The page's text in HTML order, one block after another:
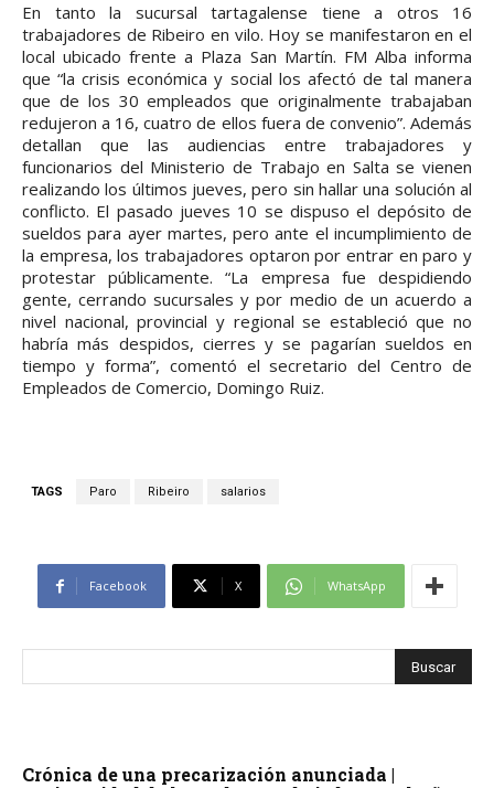
En tanto la sucursal tartagalense tiene a otros 16
trabajadores de Ribeiro en vilo. Hoy se manifestaron en el
local ubicado frente a Plaza San Martín. FM Alba informa
que “la crisis económica y social los afectó de tal manera
que de los 30 empleados que originalmente trabajaban
redujeron a 16, cuatro de ellos fuera de convenio”. Además
detallan que las audiencias entre trabajadores y
funcionarios del Ministerio de Trabajo en Salta se vienen
realizando los últimos jueves, pero sin hallar una solución al
conflicto. El pasado jueves 10 se dispuso el depósito de
sueldos para ayer martes, pero ante el incumplimiento de
la empresa, los trabajadores optaron por entrar en paro y
protestar públicamente. “La empresa fue despidiendo
gente, cerrando sucursales y por medio de un acuerdo a
nivel nacional, provincial y regional se estableció que no
habría más despidos, cierres y se pagarían sueldos en
tiempo y forma”, comentó el secretario del Centro de
Empleados de Comercio, Domingo Ruiz.
TAGS Paro Ribeiro salarios
Facebook X WhatsApp
Crónica de una precarización anunciada |